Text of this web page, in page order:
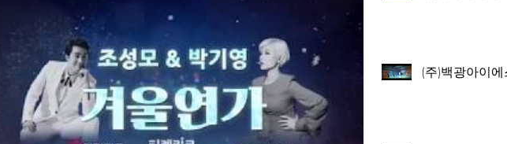
(주)백광아이